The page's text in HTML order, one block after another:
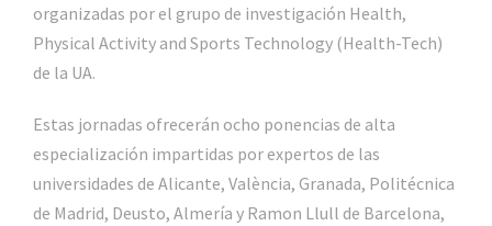
organizadas por el grupo de investigación Health,
Physical Activity and Sports Technology (Health-Tech)
de la UA.
Estas jornadas ofrecerán ocho ponencias de alta
especialización impartidas por expertos de las
universidades de Alicante, València, Granada, Politécnica
de Madrid, Deusto, Almería y Ramon Llull de Barcelona,